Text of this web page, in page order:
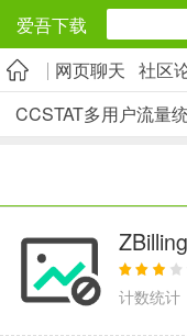
爱吾下载
安卓应用
旅游出行
实用工具
2万+款应用
网页聊天 社区
CCSTAT多用户流量
计数统计